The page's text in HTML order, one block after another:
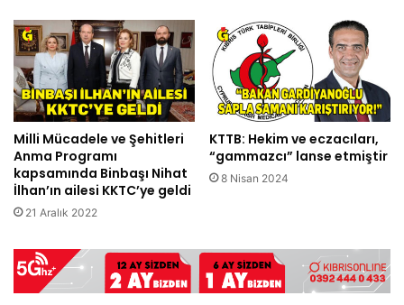
Milli Mücadele ve Şehitleri
Anma Programı
kapsamında Binbaşı Nihat
İlhan’ın ailesi KKTC’ye geldi
21 Aralık 2022
KTTB: Hekim ve eczacıları,
“gammazcı” lanse etmiştir
8 Nisan 2024